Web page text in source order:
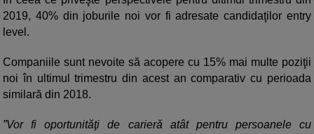
2019, 40% din joburile noi vor fi adresate candidaţilor entry
level.
Companiile sunt nevoite să acopere cu 15% mai multe poziţii
noi în ultimul trimestru din acest an comparativ cu perioada
similară din 2018.
”Vor fi oportunităţi de carieră atât pentru persoanele cu